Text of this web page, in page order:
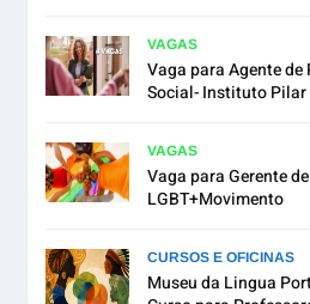
VAGAS
Vaga para Agente de
Social- Instituto Pilar
VAGAS
Vaga para Gerente
LGBT+Movimento
CURSOS E OFICINAS
Museu da Lingua